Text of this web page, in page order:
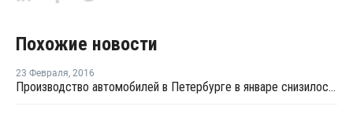
Похожие новости
23 Февраля, 2016
Производство автомобилей в Петербурге в январе снизилось наполовину